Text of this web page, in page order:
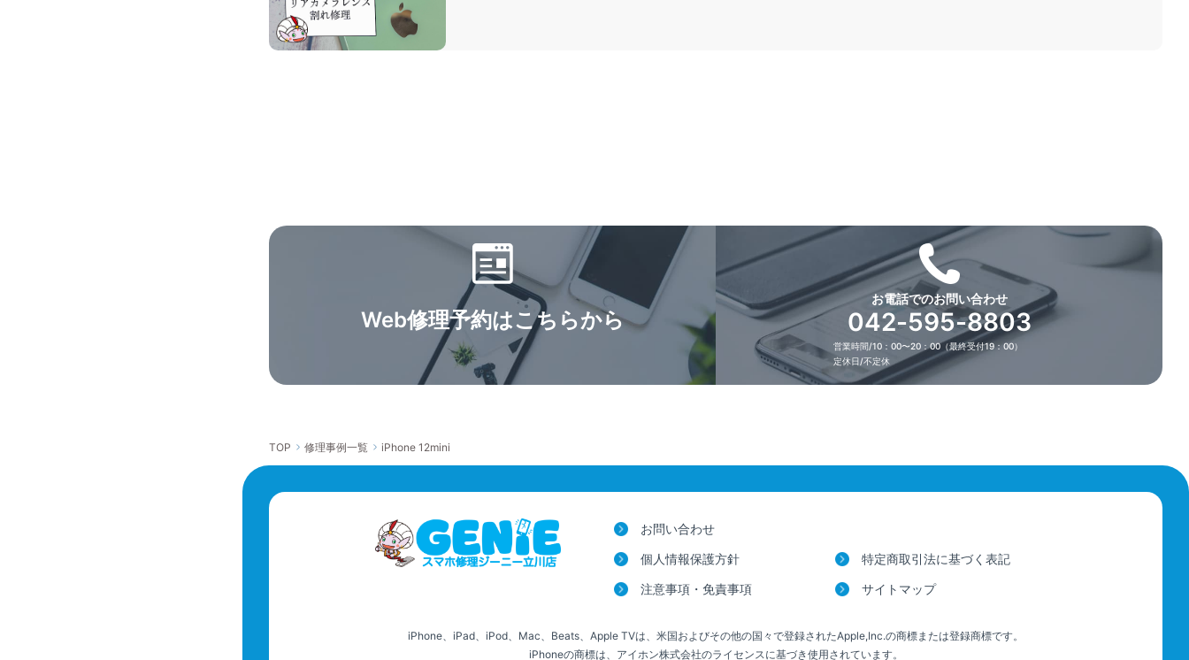
Web修理予約はこちらから
お電話でのお問い合わせ
042-595-8803
営業時間/10：00〜20：00（最終受付19：00）
定休日/不定休
TOP 修理事例一覧 iPhone 12mini
お問い合わせ
個人情報保護方針
特定商取引法に基づく表記
注意事項・免責事項
サイトマップ
iPhone、iPad、iPod、Mac、Beats、Apple TVは、米国およびその他の国々で登録されたApple,Inc.の商標または登録商標です。
iPhoneの商標は、アイホン株式会社のライセンスに基づき使用されています。